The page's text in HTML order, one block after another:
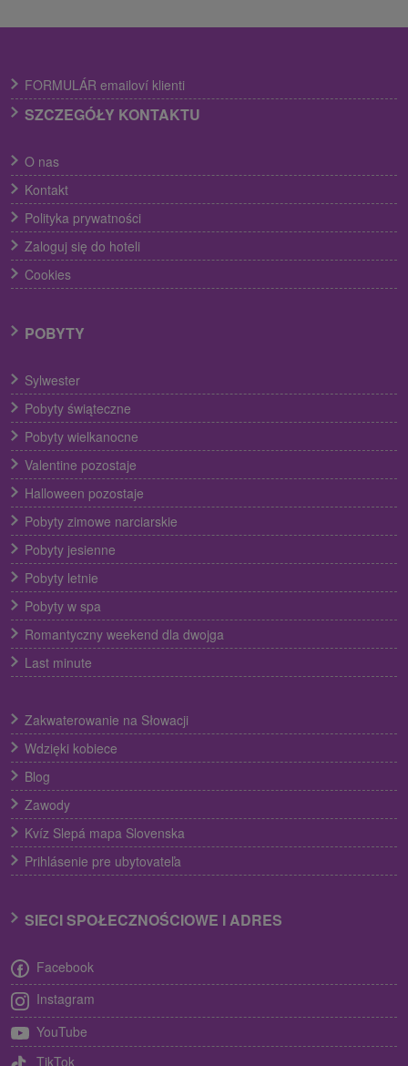
FORMULÁR emailoví klienti
SZCZEGÓŁY KONTAKTU
O nas
Kontakt
Polityka prywatności
Zaloguj się do hoteli
Cookies
POBYTY
Sylwester
Pobyty świąteczne
Pobyty wielkanocne
Valentine pozostaje
Halloween pozostaje
Pobyty zimowe narciarskie
Pobyty jesienne
Pobyty letnie
Pobyty w spa
Romantyczny weekend dla dwojga
Last minute
Zakwaterowanie na Słowacji
Wdzięki kobiece
Blog
Zawody
Kvíz Slepá mapa Slovenska
Prihlásenie pre ubytovateľa
SIECI SPOŁECZNOŚCIOWE I ADRES
Facebook
Instagram
YouTube
TikTok